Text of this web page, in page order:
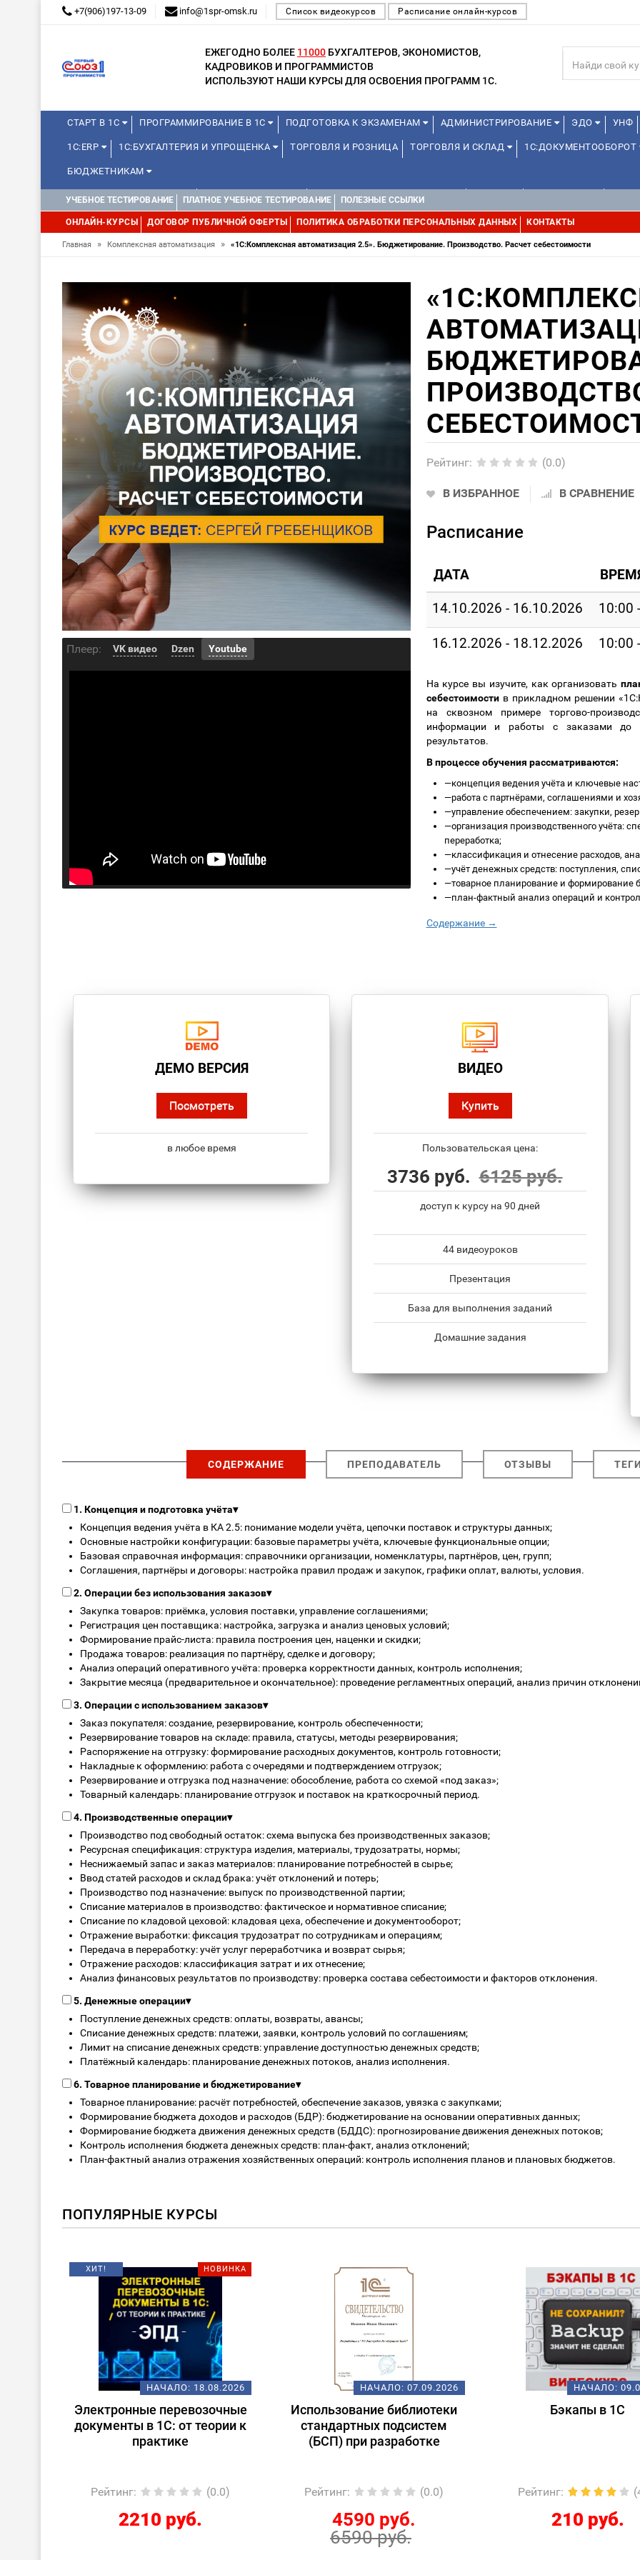
+7(906)197-13-09 info@1spr-omsk.ru Список видеокурсов Расписание онлайн-курсов
ЕЖЕГОДНО БОЛЕЕ 11000 БУХГАЛТЕРОВ, ЭКОНОМИСТОВ,
КАДРОВИКОВ И ПРОГРАММИСТОВ
ИСПОЛЬЗУЮТ НАШИ КУРСЫ ДЛЯ ОСВОЕНИЯ ПРОГРАММ 1С.
СТАРТ В 1С ПРОГРАММИРОВАНИЕ В 1С ПОДГОТОВКА К ЭКЗАМЕНАМ АДМИНИСТРИРОВАНИЕ ЭДО УНФ
1С:ERP 1С:БУХГАЛТЕРИЯ И УПРОЩЕНКА ТОРГОВЛЯ И РОЗНИЦА ТОРГОВЛЯ И СКЛАД 1С:ДОКУМЕНТООБОРОТ
БЮДЖЕТНИКАМ
КУРСЫ ДЛЯ ШКОЛЬНИКОВ ДЛЯ ШКОЛЬНИКОВ 1С:УПРАВЛЕНИЕ ХОЛДИНГОМ
УЧЕБНОЕ ТЕСТИРОВАНИЕ ПЛАТНОЕ УЧЕБНОЕ ТЕСТИРОВАНИЕ ПОЛЕЗНЫЕ ССЫЛКИ
ОНЛАЙН-КУРСЫ ДОГОВОР ПУБЛИЧНОЙ ОФЕРТЫ ПОЛИТИКА ОБРАБОТКИ ПЕРСОНАЛЬНЫХ ДАННЫХ КОНТАКТЫ
Главная » Комплексная автоматизация » «1С:Комплексная автоматизация 2.5». Бюджетирование. Производство. Расчет себестоимости
Плеер: VK видео Dzen Youtube
Рейтинг: (0.0)
В ИЗБРАННОЕ В СРАВНЕНИЕ
Расписание
ДАТА
14.10.2026 - 16.10.2026 10:00
16.12.2026 - 18.12.2026 10:00
На курсе вы изучите, как организовать
себестоимостив прикладном решении
на сквозном примере торгово-
информации и работы с заказами до
результатов.
В процессе обучения рассматриваются:
—концепция ведения учёта и ключевые
—работа с партнёрами, соглашениями и
—управление обеспечением: закупки,
—организация производственного учёта:
переработка;
—классификация и отнесение расходов,
—учёт денежных средств: поступления,
—товарное планирование и
—план-фактный анализ операций и
Содержание →
ДЕМО ВЕРСИЯ
Посмотреть
в любое время
ВИДЕО
Купить
Пользовательская цена:
3736 руб. 6125 руб.
доступ к курсу на 90 дней
44 видеоуроков
Презентация
База для выполнения заданий
Домашние задания
СОДЕРЖАНИЕ ПРЕПОДАВАТЕЛЬ ОТЗЫВЫ
1. Концепция и подготовка учёта▾
Концепция ведения учёта в КА 2.5: понимание модели учёта, цепочки поставок и структуры данных;
Основные настройки конфигурации: базовые параметры учёта, ключевые функциональные опции;
Базовая справочная информация: справочники организации, номенклатуры, партнёров, цен, групп;
Соглашения, партнёры и договоры: настройка правил продаж и закупок, графики оплат, валюты, условия.
2. Операции без использования заказов▾
Закупка товаров: приёмка, условия поставки, управление соглашениями;
Регистрация цен поставщика: настройка, загрузка и анализ ценовых условий;
Формирование прайс-листа: правила построения цен, наценки и скидки;
Продажа товаров: реализация по партнёру, сделке и договору;
Анализ операций оперативного учёта: проверка корректности данных, контроль исполнения;
Закрытие месяца (предварительное и окончательное): проведение регламентных операций, анализ причин
3. Операции с использованием заказов▾
Заказ покупателя: создание, резервирование, контроль обеспеченности;
Резервирование товаров на складе: правила, статусы, методы резервирования;
Распоряжение на отгрузку: формирование расходных документов, контроль готовности;
Накладные к оформлению: работа с очередями и подтверждением отгрузок;
Резервирование и отгрузка под назначение: обособление, работа со схемой «под заказ»;
Товарный календарь: планирование отгрузок и поставок на краткосрочный период.
4. Производственные операции▾
Производство под свободный остаток: схема выпуска без производственных заказов;
Ресурсная спецификация: структура изделия, материалы, трудозатраты, нормы;
Неснижаемый запас и заказ материалов: планирование потребностей в сырье;
Ввод статей расходов и склад брака: учёт отклонений и потерь;
Производство под назначение: выпуск по производственной партии;
Списание материалов в производство: фактическое и нормативное списание;
Списание по кладовой цеховой: кладовая цеха, обеспечение и документооборот;
Отражение выработки: фиксация трудозатрат по сотрудникам и операциям;
Передача в переработку: учёт услуг переработчика и возврат сырья;
Отражение расходов: классификация затрат и их отнесение;
Анализ финансовых результатов по производству: проверка состава себестоимости и факторов отклонения.
5. Денежные операции▾
Поступление денежных средств: оплаты, возвраты, авансы;
Списание денежных средств: платежи, заявки, контроль условий по соглашениям;
Лимит на списание денежных средств: управление доступностью денежных средств;
Платёжный календарь: планирование денежных потоков, анализ исполнения.
6. Товарное планирование и бюджетирование▾
Товарное планирование: расчёт потребностей, обеспечение заказов, увязка с закупками;
Формирование бюджета доходов и расходов (БДР): бюджетирование на основании оперативных данных;
Формирование бюджета движения денежных средств (БДДС): прогнозирование движения денежных потоков;
Контроль исполнения бюджета денежных средств: план-факт, анализ отклонений;
План-фактный анализ отражения хозяйственных операций: контроль исполнения планов и плановых бюджетов.
ПОПУЛЯРНЫЕ КУРСЫ
НОВИНКА
ХИТ!
НАЧАЛО: 18.08.2026
Электронные перевозочные
документы в 1С: от теории к
практике
Рейтинг: (0.0)
2210 руб.
НАЧАЛО: 07.09.2026
Использование библиотеки
стандартных подсистем
(БСП) при разработке
Рейтинг: (0.0)
4590 руб.
6590 руб.
НАЧАЛО:
Бэкапы в 1С
Рейтинг:
210 руб.